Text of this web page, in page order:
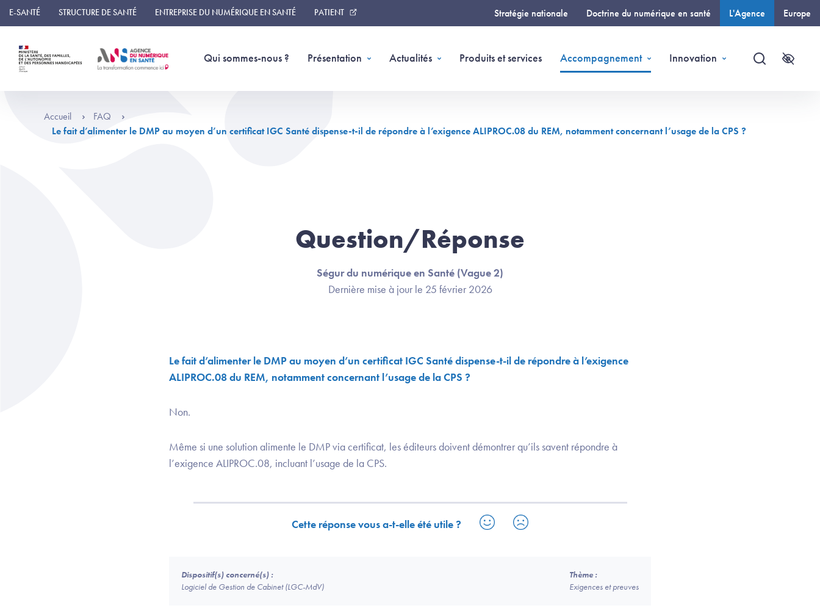
Panneau de gestion des cookies
E-SANTÉ STRUCTURE DE SANTÉ ENTREPRISE DU NUMÉRIQUE EN SANTÉ PATIENT Stratégie nationale Doctrine du numérique en santé L'Agence Europe
Qui sommes-nous ? Présentation Actualités Produits et services Accompagnement Innovation
Recherche
Accueil
FAQ
Le fait d’alimenter le DMP au moyen d’un certificat IGC Santé dispense-t-il de répondre à l’exigence ALIPROC.08 du REM, notamment concernant l’usage de la CPS ?
Question/Réponse
Ségur du numérique en Santé (Vague 2)
Dernière mise à jour le 25 février 2026
Le fait d’alimenter le DMP au moyen d’un certificat IGC Santé dispense-t-il de répondre à l’exigence
ALIPROC.08 du REM, notamment concernant l’usage de la CPS ?
Non.
Même si une solution alimente le DMP via certificat, les éditeurs doivent démontrer qu’ils savent répondre à
l’exigence ALIPROC.08, incluant l’usage de la CPS.
Cette réponse vous a-t-elle été utile ?
Dispositif(s) concerné(s) :
Logiciel de Gestion de Cabinet (LGC-MdV)
Thème :
Exigences et preuves